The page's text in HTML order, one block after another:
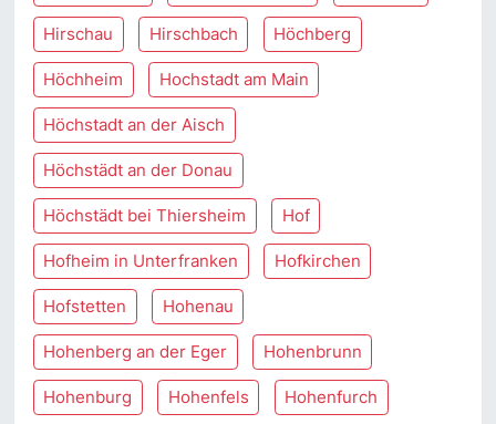
Hirschau Hirschbach Höchberg
Höchheim Hochstadt am Main
Höchstadt an der Aisch
Höchstädt an der Donau
Höchstädt bei Thiersheim Hof
Hofheim in Unterfranken Hofkirchen
Hofstetten Hohenau
Hohenberg an der Eger Hohenbrunn
Hohenburg Hohenfels Hohenfurch